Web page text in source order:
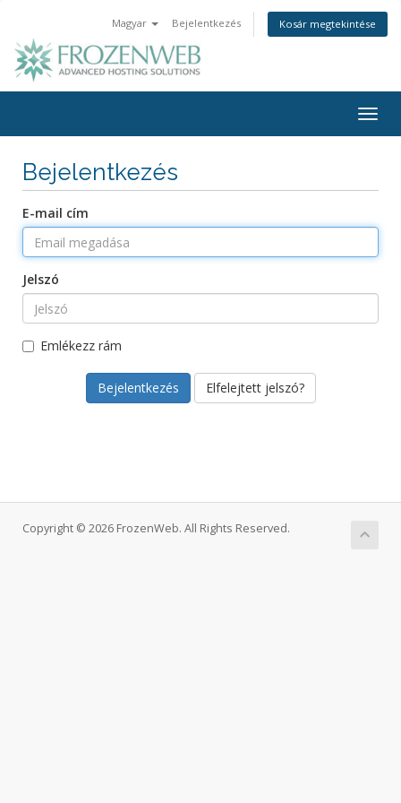
Magyar Bejelentkezés Kosár megtekintése
Bejelentkezés
E-mail cím
Jelszó
Emlékezz rám
Elfelejtett jelszó?
Copyright © 2026 FrozenWeb. All Rights Reserved.